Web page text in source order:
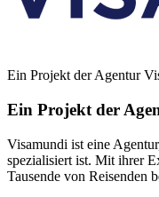
Ein Projekt der Agentur
Ein Projekt der
Visamundi ist eine
spezialisiert ist. Mit ihrer
Tausende von Reisenden